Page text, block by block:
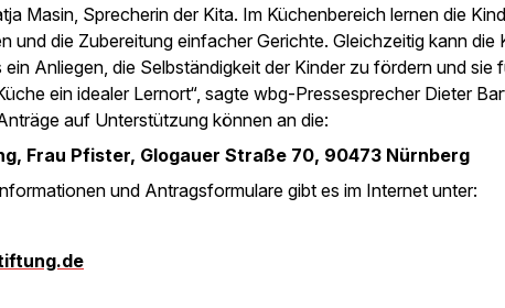
Masin, Sprecherin der Kita. Im Küchenbereich lernen die
und die Zubereitung einfacher Gerichte. Gleichzeitig kann
ein Anliegen, die Selbständigkeit der Kinder zu fördern und sie
ein idealer Lernort“, sagte wbg-Pressesprecher Dieter
auf Unterstützung können an die:
Frau Pfister, Glogauer Straße 70, 90473 Nürnberg
und Antragsformulare gibt es im Internet unter: